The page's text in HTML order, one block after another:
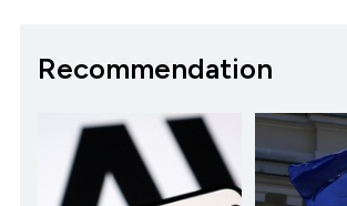
Recommendation